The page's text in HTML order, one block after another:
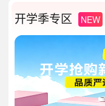
开学季专区 NEW